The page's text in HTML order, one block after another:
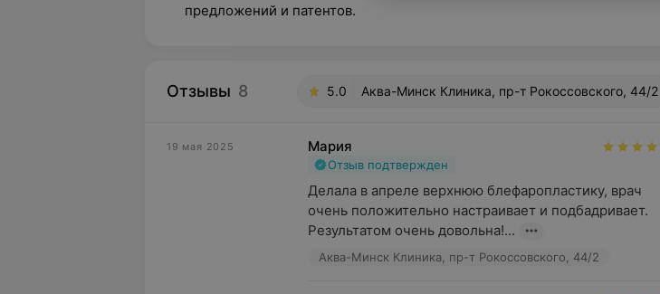
предложений и патентов.
Отзывы 8 5.0 Аква-Минск Клиника, пр-т Рокоссовского, 44/2
19 мая 2025 Мария
Отзыв подтвержден
Делала в апреле верхнюю блефаропластику, врач
очень положительно настраивает и подбадривает.
Результатом очень довольна!...
Аква-Минск Клиника, пр-т Рокоссовского, 44/2